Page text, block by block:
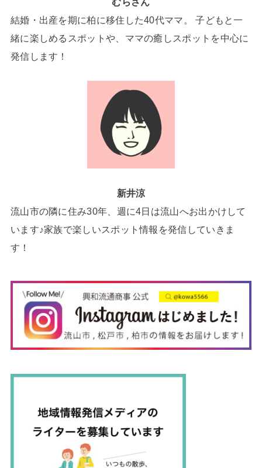
結婚・出産を期に柏に移住した40代ママ。 子どもと一
緒に楽しめるスポットや、ママの癒しスポットを中心に
発信します！
新井涼
流山市の隣に住み30年、週に4日は流山へお出かけして
います♪家族で楽しいスポット情報を発信していきま
す！